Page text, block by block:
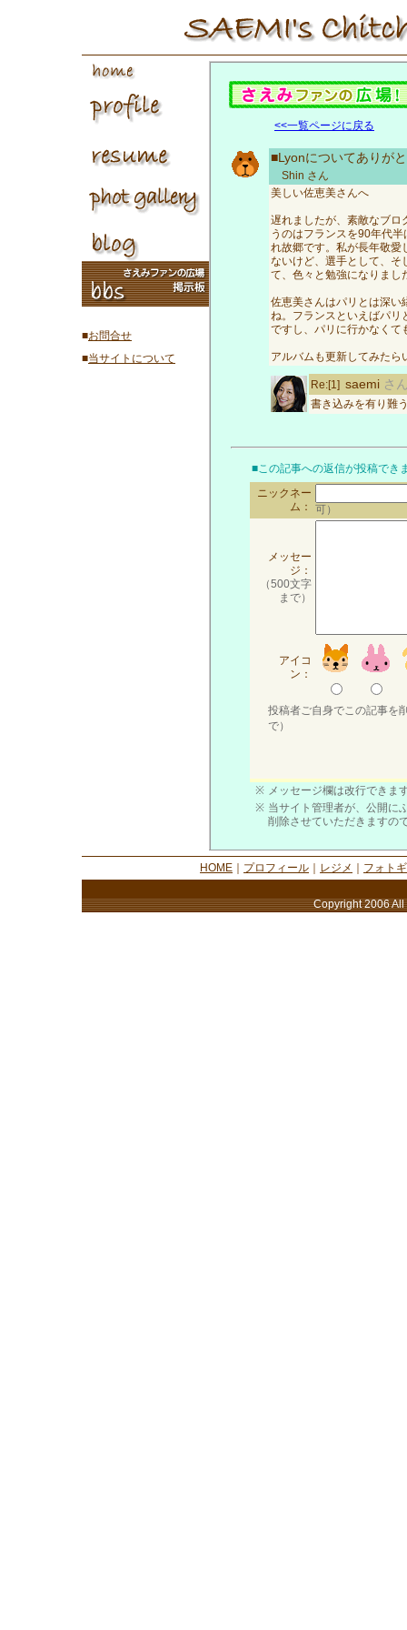
■お問合せ
■当サイトについて
<<一覧ページに戻る
■Lyonについてありが
Shin さん
美しい佐恵美さんへ
遅れましたが、素敵なブロ
うのはフランスを90年代
れ故郷です。私が長年敬愛
ないけど、選手として、そ
て、色々と勉強になりまし
佐恵美さんはパリとは深い
ね。フランスといえばパリ
ですし、パリに行かなくて
アルバムも更新してみたら
Re:[1] saemi さ
書き込みを有り難
■この記事への返信が投稿でき
ニックネー
ム：
可）
メッセー
ジ：
（500文字
まで）
アイコ
ン：
投稿者ご自身でこの記事を
で）
※ メッセージ欄は改行できま
※ 当サイト管理者が、公開に
削除させていただきますの
HOME プロフィール レジメ フォト
Copyright 2006